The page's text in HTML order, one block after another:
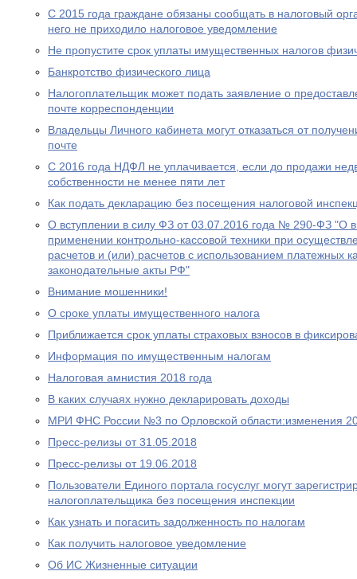
С 2015 года граждане обязаны сообщать в налоговый
него не приходило налоговое уведомление
Не пропустите срок уплаты имущественных налогов
Банкротство физического лица
Налогоплательщик может подать заявление о
почте корреспонденции
Владельцы Личного кабинета могут отказаться от
почте
С 2016 года НДФЛ не уплачивается, если до продажи
собственности не менее пяти лет
Как подать декларацию без посещения налоговой
О вступлении в силу ФЗ от 03.07.2016 года № 290-ФЗ "О
применении контрольно-кассовой техники при
расчетов и (или) расчетов с использованием платежных
законодательные акты РФ"
Внимание мошенники!
О сроке уплаты имущественного налога
Приближается срок уплаты страховых взносов в
Информация по имущественным налогам
Налоговая амнистия 2018 года
В каких случаях нужно декларировать доходы
МРИ ФНС России №3 по Орловской области:изменения
Пресс-релизы от 31.05.2018
Пресс-релизы от 19.06.2018
Пользователи Единого портала госуслуг могут
налогоплательщика без посещения инспекции
Как узнать и погасить задолженность по налогам
Как получить налоговое уведомление
Об ИС Жизненные ситуации